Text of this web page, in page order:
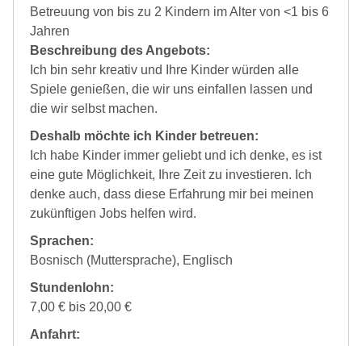
Betreuung von bis zu 2 Kindern im Alter von <1 bis 6
Jahren
Beschreibung des Angebots:
Ich bin sehr kreativ und Ihre Kinder würden alle
Spiele genießen, die wir uns einfallen lassen und
die wir selbst machen.
Deshalb möchte ich Kinder betreuen:
Ich habe Kinder immer geliebt und ich denke, es ist
eine gute Möglichkeit, Ihre Zeit zu investieren. Ich
denke auch, dass diese Erfahrung mir bei meinen
zukünftigen Jobs helfen wird.
Sprachen:
Bosnisch (Muttersprache), Englisch
Stundenlohn:
7,00 € bis 20,00 €
Anfahrt: